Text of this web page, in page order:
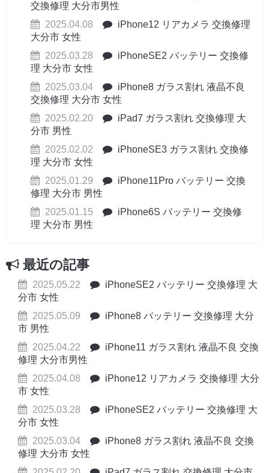
交換修理 大分市男性
2025.04.08
iPhone12 リアカメラ 交換修理
大分市 女性
2025.03.28
iPhoneSE2 バッテリー 交換修
理 大分市 女性
2025.03.04
iPhone8 ガラス割れ 液晶不良
交換修理 大分市 女性
2025.02.20
iPad7 ガラス割れ 交換修理 大
分市 男性
2025.02.02
iPhoneSE3 ガラス割れ 交換修
理 大分市 女性
2025.01.29
iPhone11Pro バッテリー 交換
修理 大分市 男性
2025.01.15
iPhone6S バッテリー 交換修
理 大分市 男性
最近の記事
2025.05.22
iPhoneSE2 バッテリー 交換修理 大
分市 女性
2025.05.09
iPhone8 バッテリー 交換修理 大分
市 男性
2025.04.22
iPhone11 ガラス割れ 液晶不良 交換
修理 大分市男性
2025.04.08
iPhone12 リアカメラ 交換修理 大分
市 女性
2025.03.28
iPhoneSE2 バッテリー 交換修理 大
分市 女性
2025.03.04
iPhone8 ガラス割れ 液晶不良 交換
修理 大分市 女性